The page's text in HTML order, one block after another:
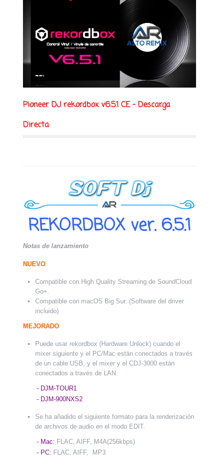
Pioneer DJ rekordbox v6.5.1 CE - Descarga
Directa
REKORDBOX ver. 6.5.1
Notas de lanzamiento
NUEVO
Compatible con High Quality Streaming de SoundCloud
Go+.
Compatible con macOS Big Sur. (Software del driver
incluido)
MEJORADO
Puede usar rekordbox (Hardware Unlock) cuando el
mixer siguiente y el PC/Mac están conectados a través
de un cable USB, y el mixer y el CDJ-3000 están
conectados a través de LAN.
- DJM-TOUR1
- DJM-900NXS2
Se ha añadido el siguiente formato para la renderización
de archivos de audio en el modo EDIT.
- Mac: FLAC, AIFF, M4A(256kbps)
- PC: FLAC, AIFF, MP3